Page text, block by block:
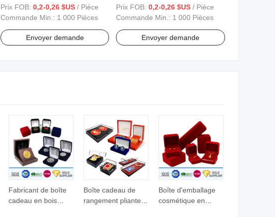
personnalisée pour cosmétiques,
parfum, huile, produit de soin de
Prix FOB: 0,2-0,26 $US / Pièce
Commande Min.: 1 000 Pièces
Envoyer demande
cosmétiques, parfum, huile,
produit de soin de la peau, sérum
Prix FOB: 0,2-0,26 $US / Pièce
Commande Min.: 1 000 Pièces
Envoyer demande
Fabricant de boîte
cadeau en bois
Boîte cadeau de
rangement pliante
Boîte d'emballage
cosmétique en